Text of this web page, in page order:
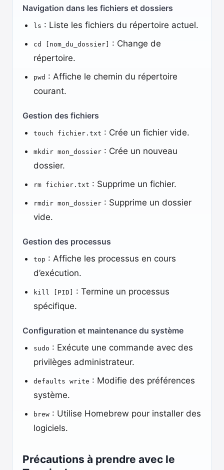
Navigation dans les fichiers et dossiers
ls : Liste les fichiers du répertoire actuel.
cd [nom_du_dossier]
: Change de
répertoire.
pwd : Affiche le chemin du répertoire
courant.
Gestion des fichiers
touch fichier.txt : Crée un fichier vide.
mkdir mon_dossier : Crée un nouveau
dossier.
rm fichier.txt : Supprime un fichier.
rmdir mon_dossier : Supprime un dossier
vide.
Gestion des processus
top : Affiche les processus en cours
d’exécution.
kill [PID]
: Termine un processus
spécifique.
Configuration et maintenance du système
sudo : Exécute une commande avec des
privilèges administrateur.
defaults write : Modifie des préférences
système.
brew : Utilise Homebrew pour installer des
logiciels.
Précautions à prendre avec le